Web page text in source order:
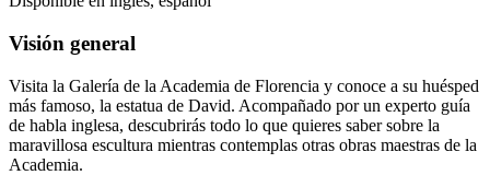
Visión general
Visita la Galería de la Academia de Florencia y conoce a su huésped
más famoso, la estatua de David. Acompañado por un experto guía
de habla inglesa, descubrirás todo lo que quieres saber sobre la
maravillosa escultura mientras contemplas otras obras maestras de la
Academia.